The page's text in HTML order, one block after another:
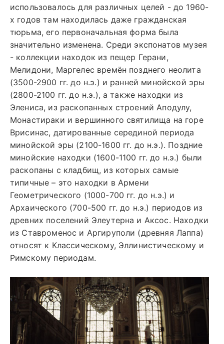
использовалось для различных целей - до 1960-
х годов там находилась даже гражданская
тюрьма, его первоначальная форма была
значительно изменена. Среди экспонатов музея
- коллекции находок из пещер Герани,
Мелидони, Маргелес времён позднего неолита
(3500-2900 гг. до н.э.) и ранней минойской эры
(2800-2100 гг. до н.э.), а также находки из
Элениса, из раскопанных строений Аподулу,
Монастираки и вершинного святилища на горе
Врисинас, датированные серединой периода
минойской эры (2100-1600 гг. до н.э.). Поздние
минойские находки (1600-1100 гг. до н.э.) были
раскопаны с кладбищ, из которых самые
типичные – это находки в Армени
Геометрического (1000-700 гг. до н.э.) и
Архаического (700-500 гг. до н.э.) периодов из
древних поселений Элеутерна и Аксос. Находки
из Ставроменос и Аргируполи (древняя Лаппа)
относят к Классическому, Эллинистическому и
Римскому периодам.